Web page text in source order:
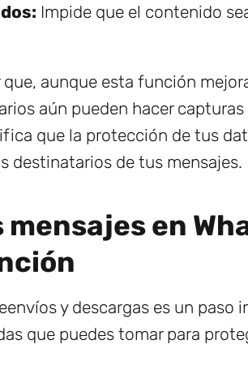
Impide que el contenido
aunque esta función
aún pueden hacer
que la protección de tus
destinatarios de tus mensajes.
en
y descargas es un paso
que puedes tomar para